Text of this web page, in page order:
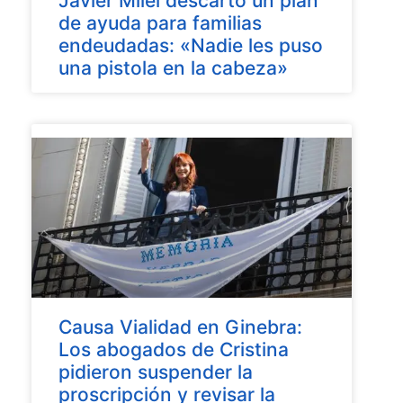
de ayuda para familias
endeudadas: «Nadie les puso
una pistola en la cabeza»
Causa Vialidad en Ginebra:
Los abogados de Cristina
pidieron suspender la
proscripción y revisar la